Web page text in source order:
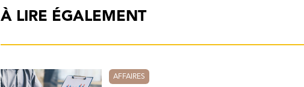
À LIRE ÉGALEMENT
AFFAIRES